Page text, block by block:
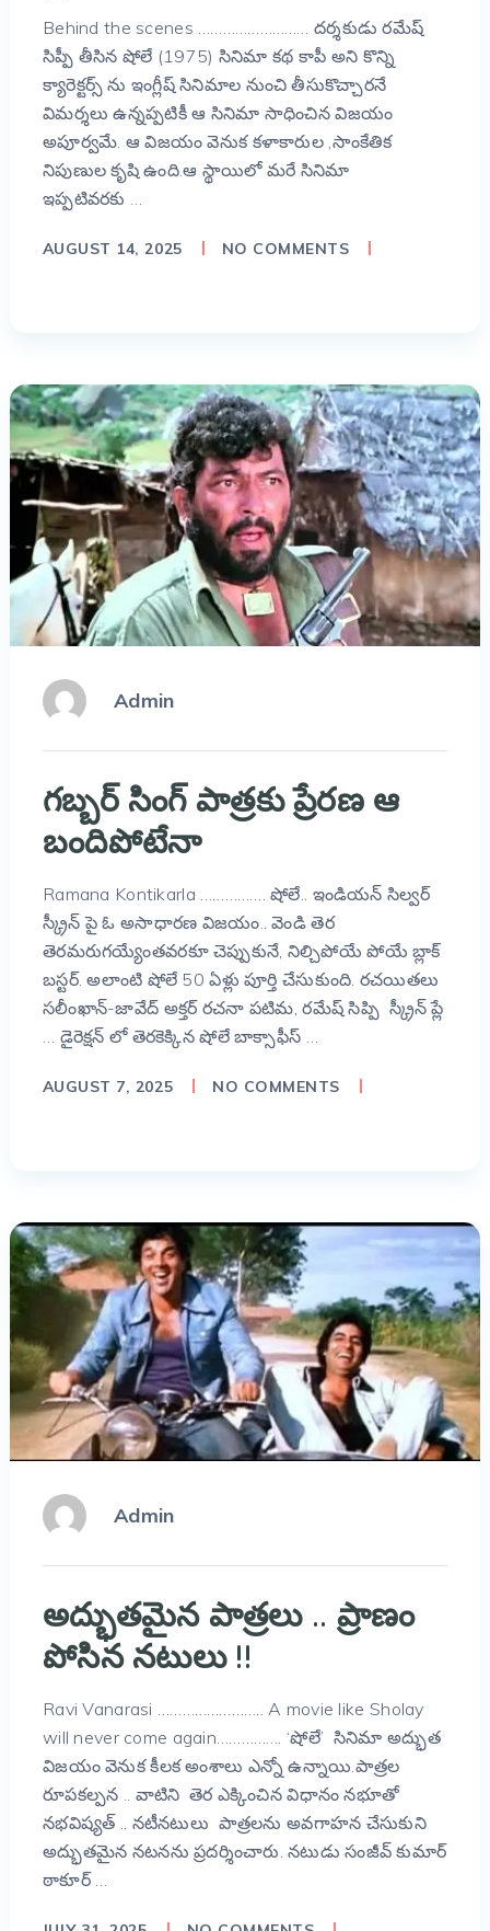
Behind the scenes ……………………… దర్శకుడు రమేష్
సిప్పీ తీసిన షోలే (1975) సినిమా కథ కాపీ అని కొన్ని
క్యారెక్టర్స్ ను ఇంగ్లీష్ సినిమాల నుంచి తీసుకొచ్చారనే
విమర్శలు ఉన్నప్పటికీ ఆ సినిమా సాధించిన విజయం
అపూర్వమే. ఆ విజయం వెనుక కళాకారుల ,సాంకేతిక
నిపుణుల కృషి ఉంది.ఆ స్థాయిలో మరే సినిమా
ఇప్పటివరకు …
AUGUST 14, 2025 NO COMMENTS
Admin
గబ్బర్ సింగ్ పాత్రకు ప్రేరణ ఆ
బందిపోటేనా
Ramana Kontikarla ……………. షోలే.. ఇండియన్ సిల్వర్
స్క్రీన్ పై ఓ అసాధారణ విజయం.. వెండి తెర
తెరమరుగయ్యేంతవరకూ చెప్పుకునే, నిల్చిపోయే పోయే బ్లాక్
బస్టర్. అలాంటి షోలే 50 ఏళ్లు పూర్తి చేసుకుంది. రచయితలు
సలీంఖాన్-జావేద్ అక్తర్ రచనా పటిమ, రమేష్ సిప్పి స్క్రీన్ ప్లే
… డైరెక్షన్ లో తెరకెక్కిన షోలే బాక్సాఫీస్ …
AUGUST 7, 2025 NO COMMENTS
Admin
అద్భుతమైన పాత్రలు .. ప్రాణం
పోసిన నటులు !!
Ravi Vanarasi …………………….. A movie like Sholay
will never come again……………. ‘షోలే’ సినిమా అద్భుత
విజయం వెనుక కీలక అంశాలు ఎన్నో ఉన్నాయి.పాత్రల
రూపకల్పన .. వాటిని తెర ఎక్కించిన విధానం నభూతో
నభవిష్యత్ .. నటీనటులు పాత్రలను అవగాహన చేసుకుని
అద్భుతమైన నటనను ప్రదర్శించారు. నటుడు సంజీవ్ కుమార్
ఠాకూర్ …